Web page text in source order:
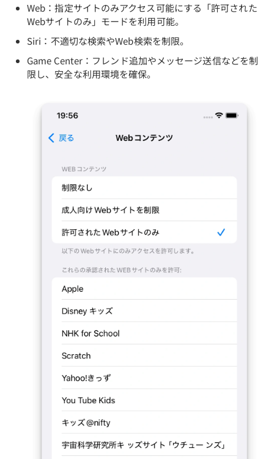
Web：指定サイトのみアクセス可能にする「許可された
Webサイトのみ」モードを利用可能。
Siri：不適切な検索やWeb検索を制限。
Game Center：フレンド追加やメッセージ送信などを制
限し、安全な利用環境を確保。